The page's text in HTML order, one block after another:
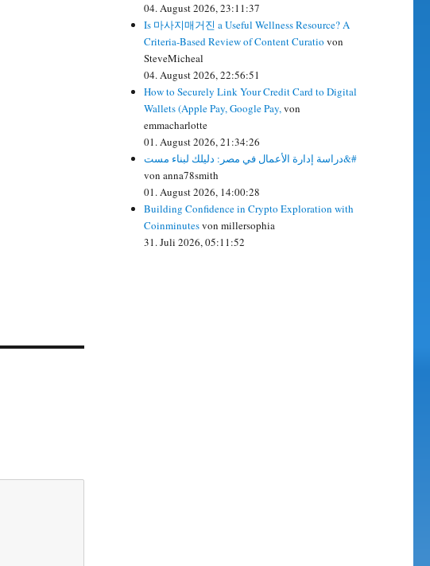
04. August 2026, 23:11:37
Is 마사지매거진 a Useful Wellness Resource? A
Criteria-Based Review of Content Curatio von
SteveMicheal
04. August 2026, 22:56:51
How to Securely Link Your Credit Card to Digital
Wallets (Apple Pay, Google Pay,von
emmacharlotte
01. August 2026, 21:34:26
دراسة إدارة الأعمال في مصر: دليلك لبناء مست&#
von anna78smith
01. August 2026, 14:00:28
Building Confidence in Crypto Exploration with
Coinminutesvon millersophia
31. Juli 2026, 05:11:52